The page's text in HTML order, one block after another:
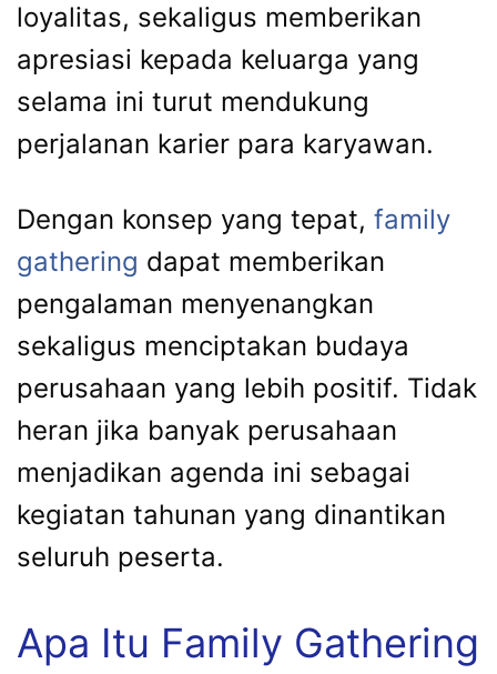
loyalitas, sekaligus memberikan
apresiasi kepada keluarga yang
selama ini turut mendukung
perjalanan karier para karyawan.
Dengan konsep yang tepat, family
gathering dapat memberikan
pengalaman menyenangkan
sekaligus menciptakan budaya
perusahaan yang lebih positif. Tidak
heran jika banyak perusahaan
menjadikan agenda ini sebagai
kegiatan tahunan yang dinantikan
seluruh peserta.
Apa Itu Family Gathering